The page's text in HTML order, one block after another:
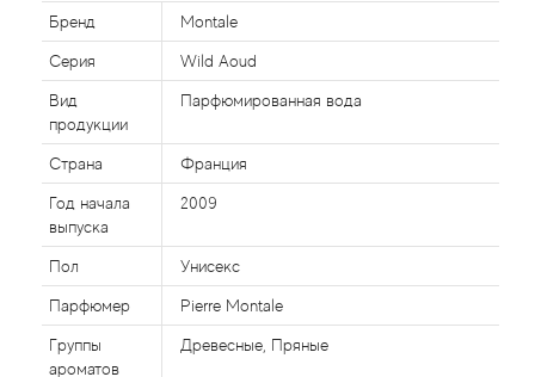
Бренд Montale
Серия Wild Aoud
Вид
продукции
Парфюмированная вода
Страна Франция
Год начала
выпуска
2009
Пол Унисекс
Парфюмер Pierre Montale
Группы
ароматов
Древесные, Пряные
Ajmal
Al Haramain
Al Jazeera
Alaia Paris
Alexander McQueen
Alexandre Barthet